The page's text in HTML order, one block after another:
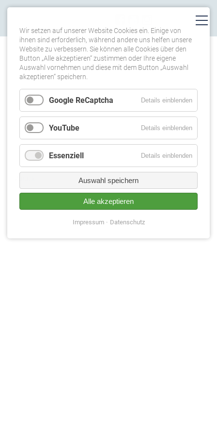
TERMINE
CONCERT IN HARSTAD
(NOR)
07.11.2021 19:00
Trondenes Kirke, Harstad (NOR)
Wir setzen auf unserer Website Cookies ein. Einige von
ihnen sind erforderlich, während andere uns helfen unsere
Website zu verbessern. Sie können alle Cookies über den
Button „Alle akzeptieren“ zustimmen oder Ihre eigene
Auswahl vornehmen und diese mit dem Button „Auswahl
akzeptieren“ speichern.
Google ReCaptcha Details einblenden
YouTube Details einblenden
Essenziell Details einblenden
Auswahl speichern
Alle akzeptieren
Impressum Datenschutz